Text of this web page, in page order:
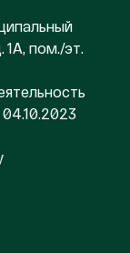
1А, пом./эт.